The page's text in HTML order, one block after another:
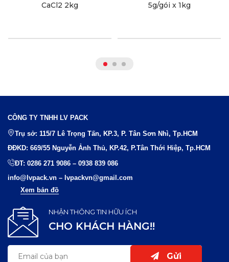
CaCl2 2kg
5g/gói x 1kg
CÔNG TY TNHH LV PACK
Trụ sở: 115/7 Lê Trọng Tấn, KP.3, P. Tân Sơn Nhì, Tp.HCM
ĐĐKD: 669/55 Nguyễn Ảnh Thủ, KP.42, P.Tân Thới Hiệp, Tp.HCM
ĐT: 0286 271 9086 – 0938 839 086
info@lvpack.vn – lvpackvn@gmail.com
Xem bản đồ
NHẬN THÔNG TIN HỮU ÍCH
CHO KHÁCH HÀNG!!
Gửi